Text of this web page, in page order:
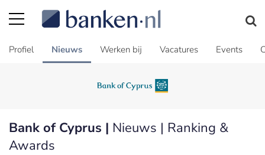
Profiel Nieuws Werken bij Vacatures Events
Bank of Cyprus | Nieuws | Ranking &
Awards